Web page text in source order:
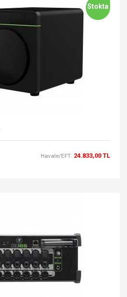
Stokta
Havale/EFT: 24.833,00 TL